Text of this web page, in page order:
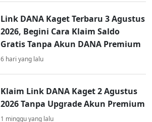
Link DANA Kaget Terbaru 3 Agustus
2026, Begini Cara Klaim Saldo
Gratis Tanpa Akun DANA Premium
6 hari yang lalu
Klaim Link DANA Kaget 2 Agustus
2026 Tanpa Upgrade Akun Premium
1 minggu yang lalu